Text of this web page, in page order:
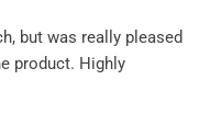
but was really pleased
product. Highly